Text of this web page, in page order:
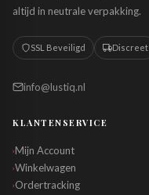
altijd in neutrale verpakking.
SSL Beveiligd Discreet
info@lustiq.nl
KLANTENSERVICE
›Mijn Account
›Winkelwagen
›Ordertracking